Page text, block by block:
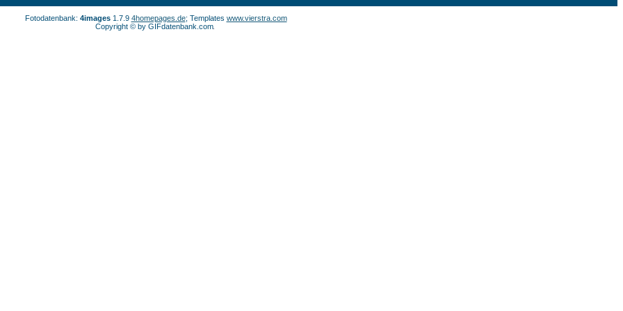
Fotodatenbank: 4images1.7.9 4homepages.de; Templates www.vierstra.com
Copyright © by GIFdatenbank.com